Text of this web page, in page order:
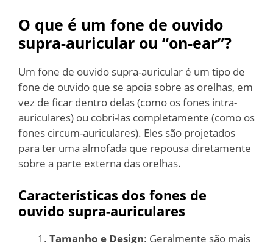
O que é um fone de ouvido
supra-auricular ou “on-ear”?
Um fone de ouvido supra-auricular é um tipo de
fone de ouvido que se apoia sobre as orelhas, em
vez de ficar dentro delas (como os fones intra-
auriculares) ou cobri-las completamente (como os
fones circum-auriculares). Eles são projetados
para ter uma almofada que repousa diretamente
sobre a parte externa das orelhas.
Características dos fones de
ouvido supra-auriculares
Tamanho e Design: Geralmente são mais